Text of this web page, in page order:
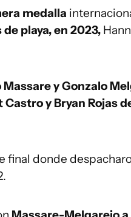
medalla
playa, en 2023,
y Gonzalo
Castro y Bryan Rojas
final donde